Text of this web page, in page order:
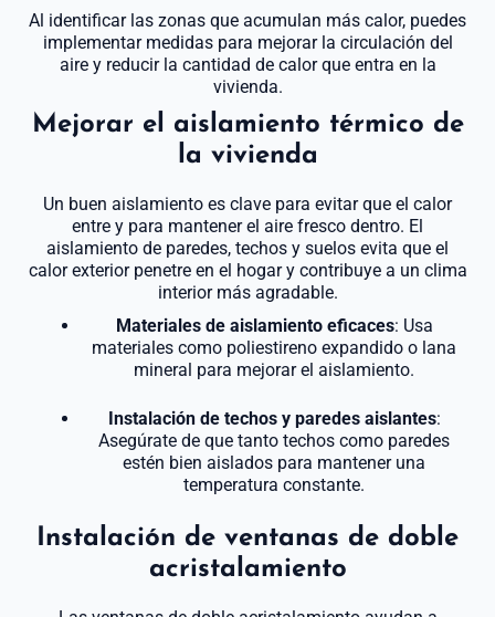
Al identificar las zonas que acumulan más calor, puedes
implementar medidas para mejorar la circulación del
aire y reducir la cantidad de calor que entra en la
vivienda.
Mejorar el aislamiento térmico de
la vivienda
Un buen aislamiento es clave para evitar que el calor
entre y para mantener el aire fresco dentro. El
aislamiento de paredes, techos y suelos evita que el
calor exterior penetre en el hogar y contribuye a un clima
interior más agradable.
Materiales de aislamiento eficaces: Usa
materiales como poliestireno expandido o lana
mineral para mejorar el aislamiento.
Instalación de techos y paredes aislantes:
Asegúrate de que tanto techos como paredes
estén bien aislados para mantener una
temperatura constante.
Instalación de ventanas de doble
acristalamiento